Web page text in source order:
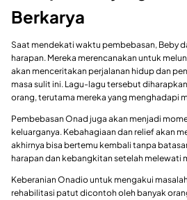
Berkarya
Saat mendekati waktu pembebasan, Beby
harapan. Mereka merencanakan untuk
akan menceritakan perjalanan hidup dan
masa sulit ini. Lagu-lagu tersebut
orang, terutama mereka yang menghadapi
Pembebasan Onad juga akan menjadi
keluarganya. Kebahagiaan dan relief akan
akhirnya bisa bertemu kembali tanpa
harapan dan kebangkitan setelah melewati
Keberanian Onadio untuk mengakui
rehabilitasi patut dicontoh oleh banyak